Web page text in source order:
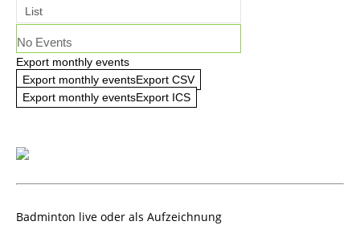
List
No Events
Export monthly events
Export monthly eventsExport CSV
Export monthly eventsExport ICS
Badminton live oder als Aufzeichnung